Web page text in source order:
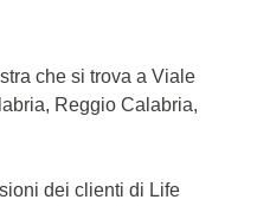
che si trova a Viale
Reggio Calabria,
dei clienti di Life